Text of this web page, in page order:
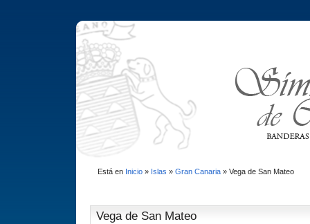
Está en Inicio» Islas » Gran Canaria» Vega de San Mateo
Vega de San Mateo